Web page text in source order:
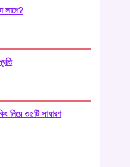
লাগে?
নিয়ে ৩৫টি সাধারণ